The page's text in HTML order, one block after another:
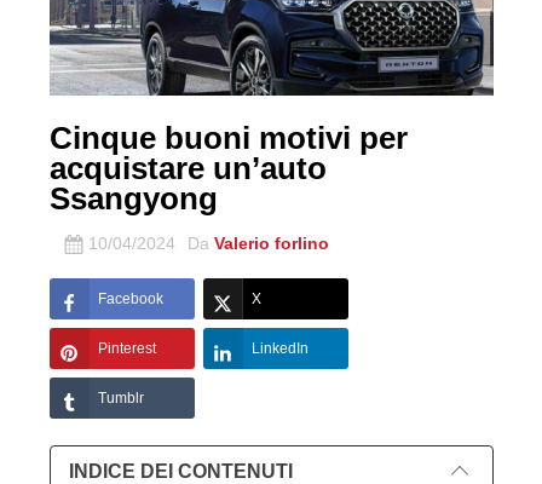
Cinque buoni motivi per
acquistare un’auto
Ssangyong
10/04/2024 Da Valerio forlino
Facebook X
Pinterest LinkedIn
Tumblr
INDICE DEI CONTENUTI